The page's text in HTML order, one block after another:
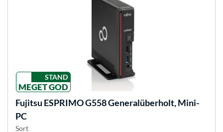
STAND
MEGET GOD
Fujitsu ESPRIMO G558 Generalüberholt, Mini-
PC
Sort